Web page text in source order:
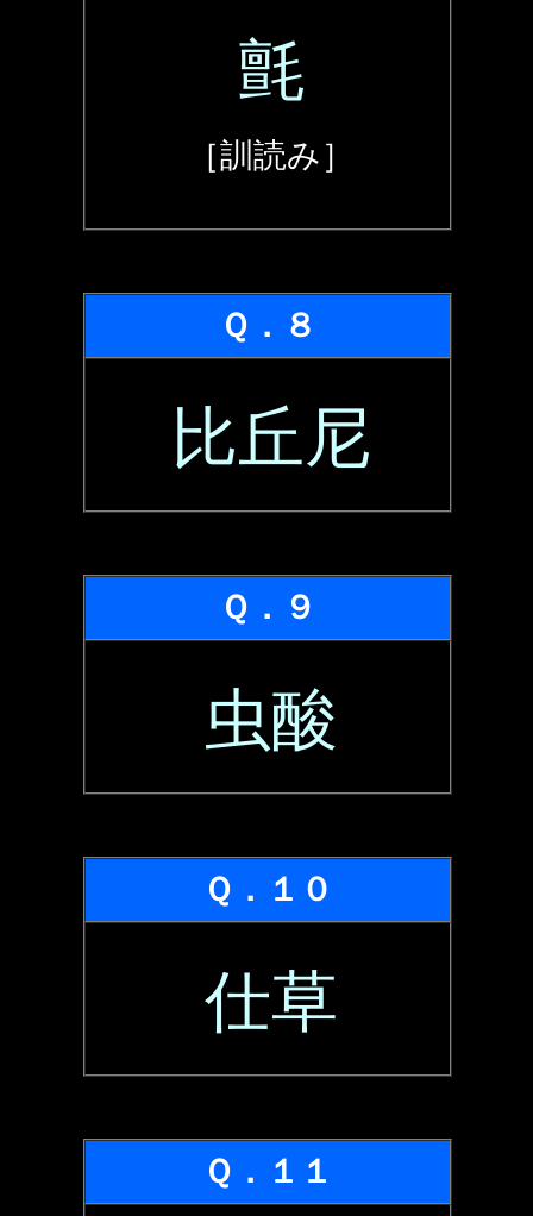
氈
［訓読み］
Ｑ．８
比丘尼
Ｑ．９
虫酸
Ｑ．１０
仕草
Ｑ．１１